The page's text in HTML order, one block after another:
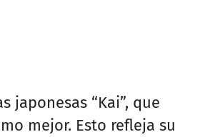
japonesas “Kai”, que
mejor. Esto refleja su